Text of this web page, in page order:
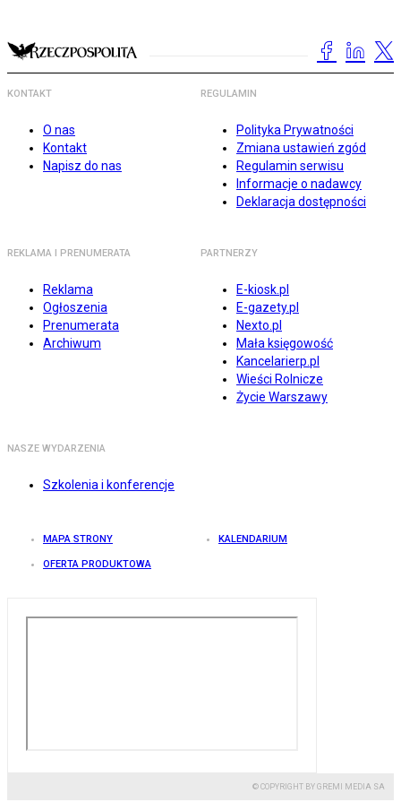
KONTAKT
O nas
Kontakt
Napisz do nas
REGULAMIN
Polityka Prywatności
Zmiana ustawień zgód
Regulamin serwisu
Informacje o nadawcy
Deklaracja dostępności
REKLAMA I PRENUMERATA
Reklama
Ogłoszenia
Prenumerata
Archiwum
PARTNERZY
E-kiosk.pl
E-gazety.pl
Nexto.pl
Mała księgowość
Kancelarierp.pl
Wieści Rolnicze
Życie Warszawy
NASZE WYDARZENIA
Szkolenia i konferencje
MAPA STRONY KALENDARIUM
OFERTA PRODUKTOWA
© COPYRIGHT BY GREMI MEDIA SA